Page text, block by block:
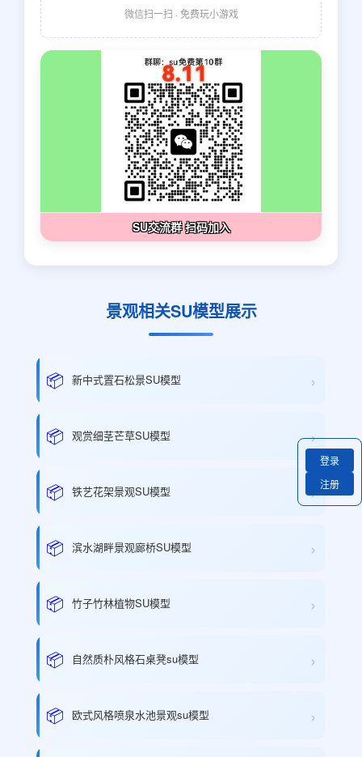
微信扫一扫 · 免费玩小游戏
SU交流群 扫码加入
景观相关SU模型展示
📦 新中式置石松景SU模型 ›
📦 观赏细茎芒草SU模型 ›
📦 铁艺花架景观SU模型 ›
📦 滨水湖畔景观廊桥SU模型 ›
📦 竹子竹林植物SU模型 ›
📦 自然质朴风格石桌凳su模型 ›
📦 欧式风格喷泉水池景观su模型 ›
登录
注册